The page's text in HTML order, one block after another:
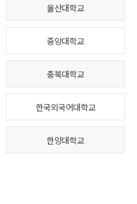
울산대학교
중앙대학교
충북대학교
한국외국어대학교
한양대학교